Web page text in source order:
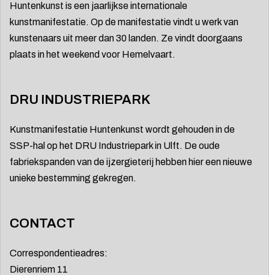
Huntenkunst is een jaarlijkse internationale
kunstmanifestatie. Op de manifestatie vindt u werk van
kunstenaars uit meer dan 30 landen. Ze vindt doorgaans
plaats in het weekend voor Hemelvaart.
DRU INDUSTRIEPARK
Kunstmanifestatie Huntenkunst wordt gehouden in de
SSP-hal op het DRU Industriepark in Ulft. De oude
fabriekspanden van de ijzergieterij hebben hier een nieuwe
unieke bestemming gekregen.
CONTACT
Correspondentieadres:
Dierenriem 11